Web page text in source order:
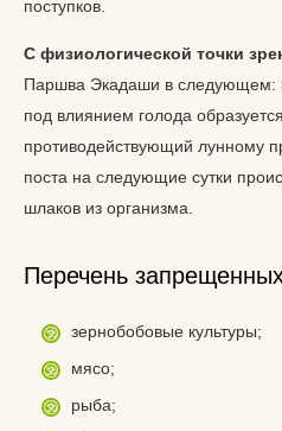
поступков.
С физиологической точки
Паршва Экадаши в следующем:
под влиянием голода
противодействующий лунному
поста на следующие сутки
шлаков из организма.
Перечень
зернобобовые культуры;
мясо;
рыба;